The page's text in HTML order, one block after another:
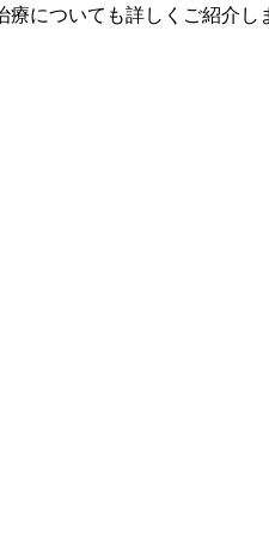
療についても詳しくご紹介し